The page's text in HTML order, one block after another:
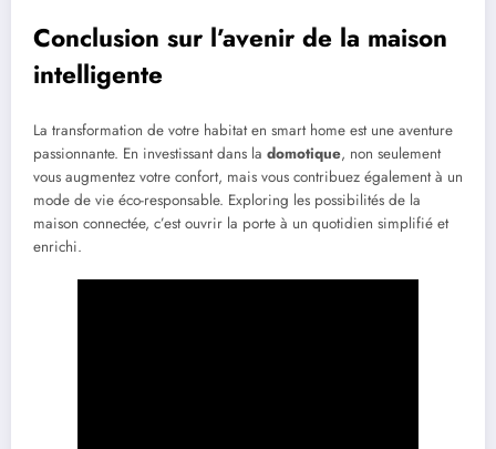
Conclusion sur l’avenir de la maison
intelligente
La transformation de votre habitat en smart home est une aventure
passionnante. En investissant dans la domotique, non seulement
vous augmentez votre confort, mais vous contribuez également à un
mode de vie éco-responsable. Exploring les possibilités de la
maison connectée, c’est ouvrir la porte à un quotidien simplifié et
enrichi.